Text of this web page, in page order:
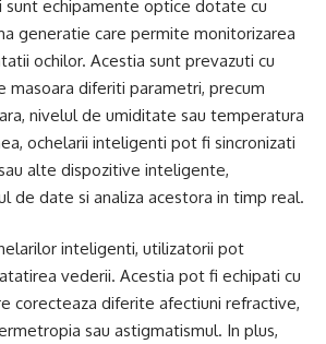
sunt echipamente optice dotate cu
generatie care permite monitorizarea
ochilor. Acestia sunt prevazuti cu
masoara diferiti parametri, precum
nivelul de umiditate sau temperatura
ochelarii inteligenti pot fi sincronizati
alte dispozitive inteligente,
de date si analiza acestora in timp real.
inteligenti, utilizatorii pot
vederii. Acestia pot fi echipati cu
corecteaza diferite afectiuni refractive,
sau astigmatismul. In plus,